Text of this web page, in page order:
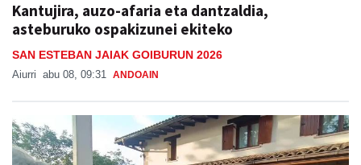
Kantujira, auzo-afaria eta dantzaldia,
asteburuko ospakizunei ekiteko
SAN ESTEBAN JAIAK GOIBURUN 2026
Aiurri abu 08, 09:31 ANDOAIN